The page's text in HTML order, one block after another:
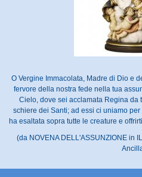
O Vergine Immacolata, Madre di Dio e
fervore della nostra fede nella tua
Cielo, dove sei acclamata Regina da
schiere dei Santi; ad essi ci uniamo
ha esaltata sopra tutte le creature e
(da NOVENA DELL'ASSUNZIONE in